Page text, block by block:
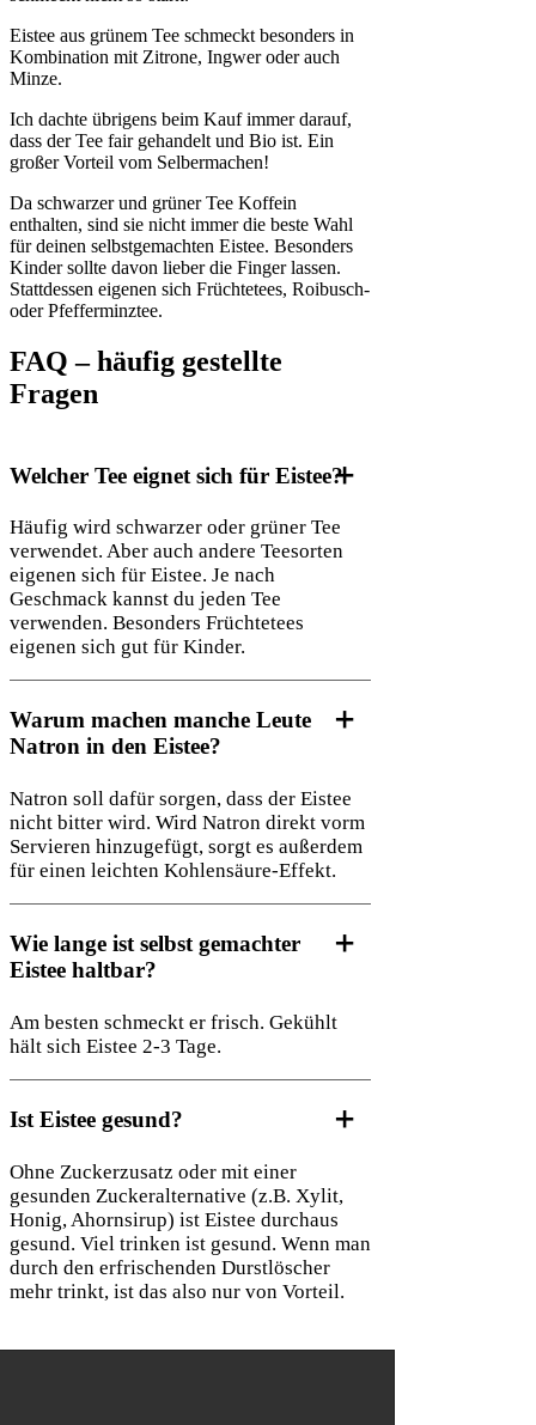
Eistee aus grünem Tee schmeckt besonders in
Kombination mit Zitrone, Ingwer oder auch
Minze.
Ich dachte übrigens beim Kauf immer darauf,
dass der Tee fair gehandelt und Bio ist. Ein
großer Vorteil vom Selbermachen!
Da schwarzer und grüner Tee Koffein
enthalten, sind sie nicht immer die beste Wahl
für deinen selbstgemachten Eistee. Besonders
Kinder sollte davon lieber die Finger lassen.
Stattdessen eigenen sich Früchtetees, Roibusch-
oder Pfefferminztee.
FAQ – häufig gestellte
Fragen
Welcher Tee eignet sich für Eistee?
Häufig wird schwarzer oder grüner Tee
verwendet. Aber auch andere Teesorten
eigenen sich für Eistee. Je nach
Geschmack kannst du jeden Tee
verwenden. Besonders Früchtetees
eigenen sich gut für Kinder.
Warum machen manche Leute
Natron in den Eistee?
Natron soll dafür sorgen, dass der Eistee
nicht bitter wird. Wird Natron direkt vorm
Servieren hinzugefügt, sorgt es außerdem
für einen leichten Kohlensäure-Effekt.
Wie lange ist selbst gemachter
Eistee haltbar?
Am besten schmeckt er frisch. Gekühlt
hält sich Eistee 2-3 Tage.
Ist Eistee gesund?
Ohne Zuckerzusatz oder mit einer
gesunden Zuckeralternative (z.B. Xylit,
Honig, Ahornsirup) ist Eistee durchaus
gesund. Viel trinken ist gesund. Wenn man
durch den erfrischenden Durstlöscher
mehr trinkt, ist das also nur von Vorteil.